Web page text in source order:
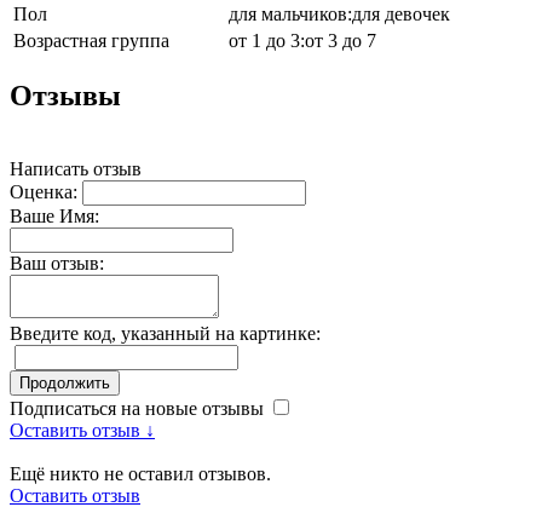
Пол
для мальчиков:для девочек
Возрастная группа
от 1 до 3:от 3 до 7
Отзывы
Написать отзыв
Оценка:
Ваше Имя:
Ваш отзыв:
Введите код, указанный на картинке:
Продолжить
Подписаться на новые отзывы
Оставить отзыв ↓
Ещё никто не оставил отзывов.
Оставить отзыв